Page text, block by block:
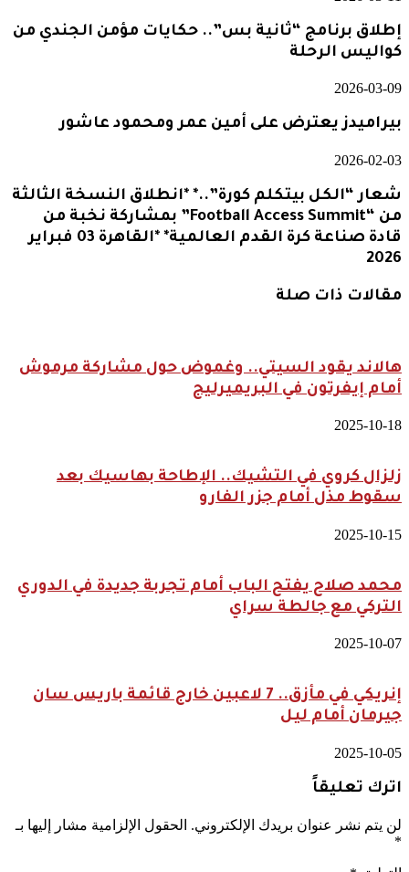
إطلاق برنامج “ثانية بس”.. حكايات مؤمن الجندي من
كواليس الرحلة
2026-03-09
بيراميدز يعترض على أمين عمر ومحمود عاشور
2026-02-03
شعار “الكل بيتكلم كورة”..* *انطلاق النسخة الثالثة
من “Football Access Summit” بمشاركة نخبة من
قادة صناعة كرة القدم العالمية* *القاهرة 03 فبراير
2026
مقالات ذات صلة
هالاند يقود السيتي.. وغموض حول مشاركة مرموش
أمام إيفرتون في البريميرليج
2025-10-18
زلزال كروي في التشيك.. الإطاحة بهاسيك بعد
سقوط مذل أمام جزر الفارو
2025-10-15
محمد صلاح يفتح الباب أمام تجربة جديدة في الدوري
التركي مع جالطة سراي
2025-10-07
إنريكي في مأزق.. 7 لاعبين خارج قائمة باريس سان
جيرمان أمام ليل
2025-10-05
اترك تعليقاً
لن يتم نشر عنوان بريدك الإلكتروني. الحقول الإلزامية مشار إليها بـ
*